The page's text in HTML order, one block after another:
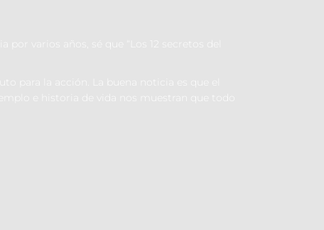
varios años, sé que “Los 12 secretos del
para la acción. La buena noticia es que el
e historia de vida nos muestran que todo